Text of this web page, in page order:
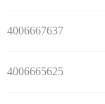
4006667637
4006665625